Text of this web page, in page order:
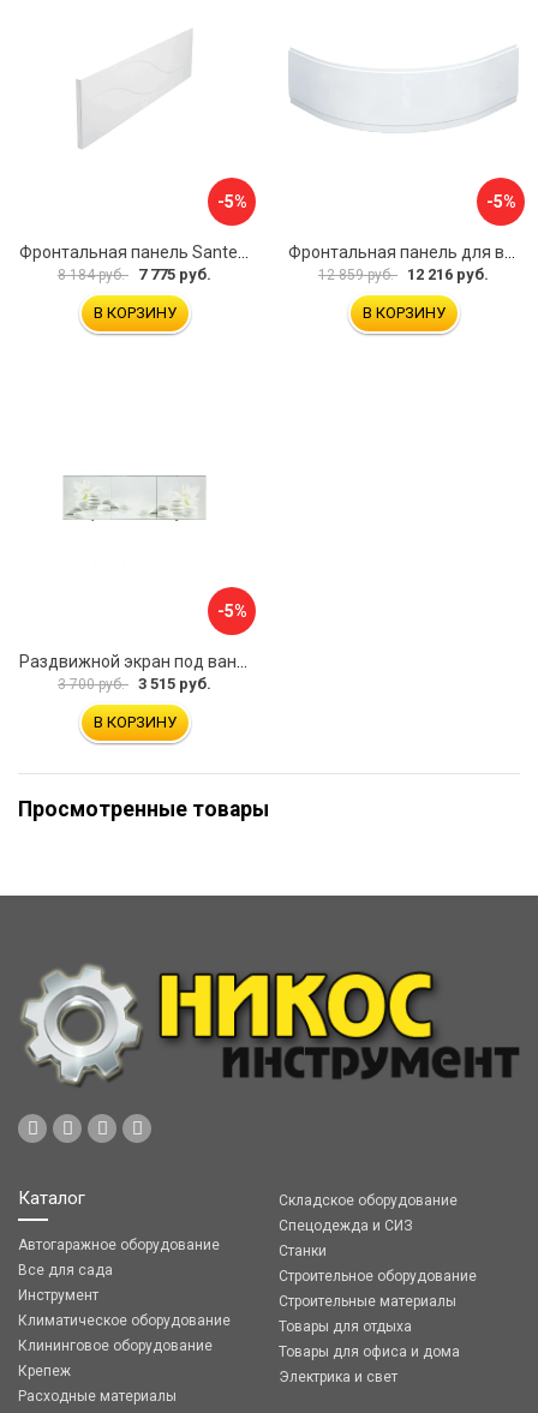
-5%
8 184 руб. 7 775 руб.
В КОРЗИНУ
-5%
12 859 руб. 12 216 руб.
В КОРЗИНУ
-5%
3 700 руб. 3 515 руб.
В КОРЗИНУ
Просмотренные товары
Каталог
Автогаражное оборудование
Все для сада
Инструмент
Климатическое оборудование
Клининговое оборудование
Крепеж
Расходные материалы
Складское оборудование
Спецодежда и СИЗ
Станки
Строительное оборудование
Строительные материалы
Товары для отдыха
Товары для офиса и дома
Электрика и свет